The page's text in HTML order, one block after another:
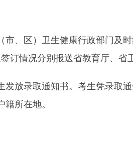
区）卫生健康行政部门及
情况分别报送省教育厅、省
录取通知书。考生凭录取
所在地。